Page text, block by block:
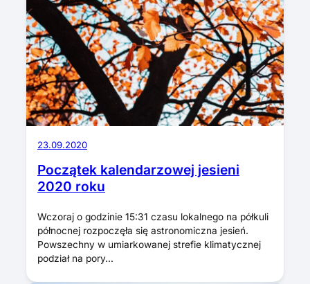
23.09.2020
Początek kalendarzowej jesieni
2020 roku
Wczoraj o godzinie 15:31 czasu lokalnego na półkuli
północnej rozpoczęła się astronomiczna jesień.
Powszechny w umiarkowanej strefie klimatycznej
podział na pory…